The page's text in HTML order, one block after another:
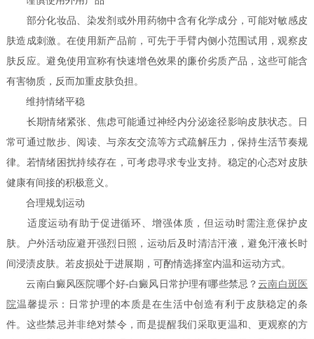
部分化妆品、染发剂或外用药物中含有化学成分，可能对敏感皮
肤造成刺激。在使用新产品前，可先于手臂内侧小范围试用，观察皮
肤反应。避免使用宣称有快速增色效果的廉价劣质产品，这些可能含
有害物质，反而加重皮肤负担。
维持情绪平稳
长期情绪紧张、焦虑可能通过神经内分泌途径影响皮肤状态。日
常可通过散步、阅读、与亲友交流等方式疏解压力，保持生活节奏规
律。若情绪困扰持续存在，可考虑寻求专业支持。稳定的心态对皮肤
健康有间接的积极意义。
合理规划运动
适度运动有助于促进循环、增强体质，但运动时需注意保护皮
肤。户外活动应避开强烈日照，运动后及时清洁汗液，避免汗液长时
间浸渍皮肤。若皮损处于进展期，可酌情选择室内温和运动方式。
云南白癜风医院哪个好-白癜风日常护理有哪些禁忌？云南白斑医
院温馨提示：日常护理的本质是在生活中创造有利于皮肤稳定的条
件。这些禁忌并非绝对禁令，而是提醒我们采取更温和、更观察的方